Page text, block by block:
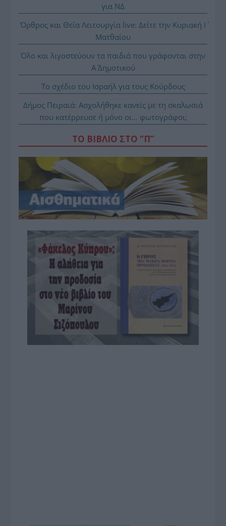
για ΝΔ
Όρθρος και Θεία Λειτουργία live: Δείτε την Κυριακή Ι΄
Ματθαίου
Όλο και λιγοστεύουν τα παιδιά που γράφονται στην
Α΄ Δημοτικού
Το σχέδιο του Ισραήλ για τους Κούρδους
Δήμος Πειραιά: Ασχολήθηκε κανείς με τη σκαλωσιά
που κατέρρευσε ή μόνο οι… φωτογράφοι;
ΤΟ ΒΙΒΛΙΟ ΣΤΟ “Π”